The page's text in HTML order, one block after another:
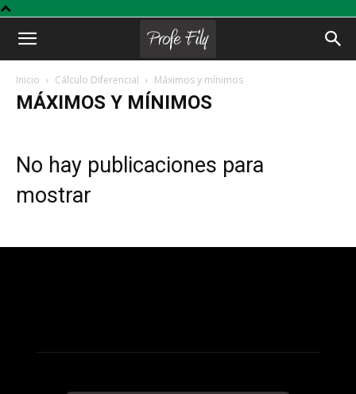
Profe
Inicio Cálculo Diferencial Máximos y mínimos
MÁXIMOS Y MÍNIMOS
No hay publicaciones para
mostrar